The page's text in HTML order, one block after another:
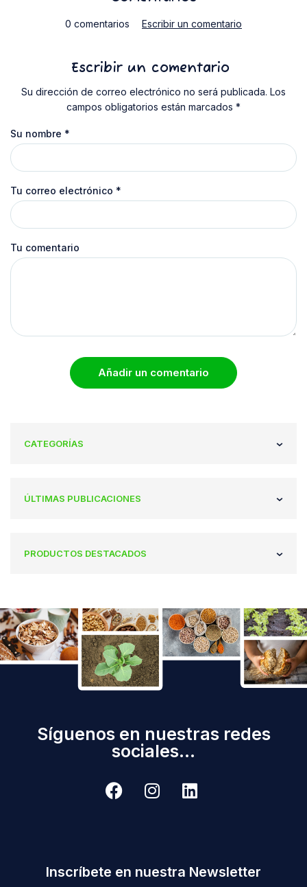
0 comentarios Escribir un comentario
Escribir un comentario
Su dirección de correo electrónico no será publicada. Los
campos obligatorios están marcados *
Su nombre *
Tu correo electrónico *
Tu comentario
Añadir un comentario
CATEGORÍAS
ÚLTIMAS PUBLICACIONES
PRODUCTOS DESTACADOS
Síguenos en nuestras redes
sociales...
Inscríbete en nuestra Newsletter